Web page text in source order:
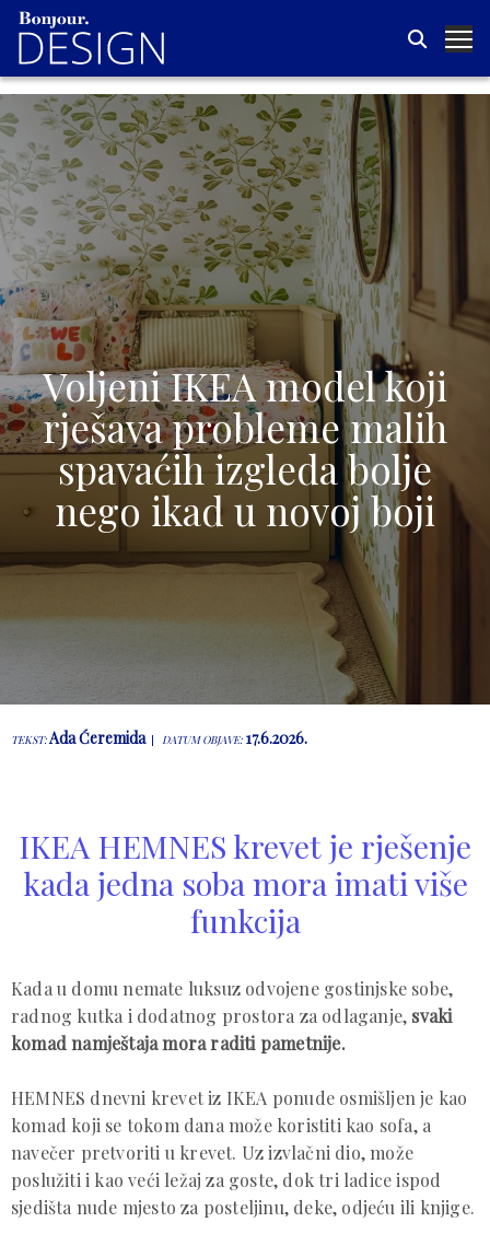
Voljeni IKEA model koji
rješava probleme malih
spavaćih izgleda bolje
nego ikad u novoj boji
TEKST:Ada Ćeremida DATUM OBJAVE: 17.6.2026.
IKEA HEMNES krevet je rješenje
kada jedna soba mora imati više
funkcija
Kada u domu nemate luksuz odvojene gostinjske sobe,
radnog kutka i dodatnog prostora za odlaganje, svaki
komad namještaja mora raditi pametnije.
HEMNES dnevni krevet iz IKEA ponude osmišljen je kao
komad koji se tokom dana može koristiti kao sofa, a
navečer pretvoriti u krevet. Uz izvlačni dio, može
poslužiti i kao veći ležaj za goste, dok tri ladice ispod
sjedišta nude mjesto za posteljinu, deke, odjeću ili knjige.